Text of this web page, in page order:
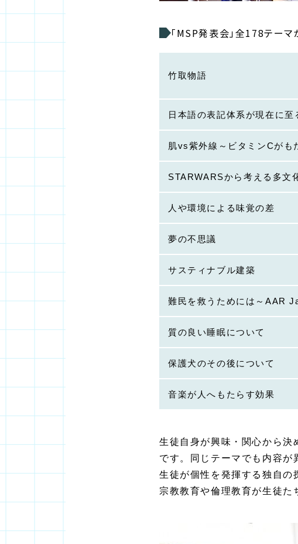
「MSP発表会」全178テーマ
竹取物語
日本語の表記体系が現在に至
肌vs紫外線～ビタミンCがも
STARWARSから考える多文
人や環境による味覚の差
夢の不思議
サスティナブル建築
難民を救うためには～AAR
質の良い睡眠について
保護犬のその後について
音楽が人へもたらす効果
生徒自身が興味・関心から決
です。同じテーマでも内容が
生徒が個性を発揮する独自の
宗教教育や倫理教育が生徒た